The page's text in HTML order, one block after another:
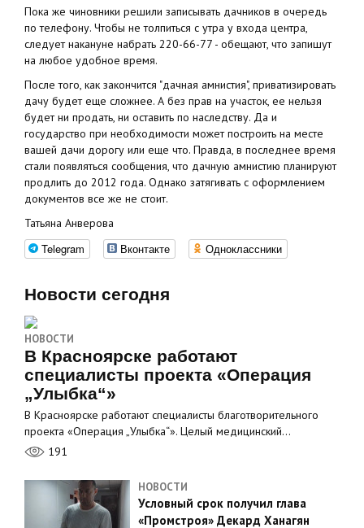
Пока же чиновники решили записывать дачников в очередь
по телефону. Чтобы не толпиться с утра у входа центра,
следует накануне набрать 220-66-77 - обещают, что запишут
на любое удобное время.
После того, как закончится "дачная амнистия", приватизировать
дачу будет еще сложнее. А без прав на участок, ее нельзя
будет ни продать, ни оставить по наследству. Да и
государство при необходимости может построить на месте
вашей дачи дорогу или еще что. Правда, в последнее время
стали появляться сообщения, что дачную амнистию планируют
продлить до 2012 года. Однако затягивать с оформлением
документов все же не стоит.
Татьяна Анверова
Telegram Вконтакте Одноклассники
Новости сегодня
НОВОСТИ
В Красноярске работают
специалисты проекта «Операция
„Улыбка“»
В Красноярске работают специалисты благотворительного
проекта «Операция „Улыбка“». Целый медицинский…
191
НОВОСТИ
Условный срок получил глава
«Промстроя» Декард Ханагян